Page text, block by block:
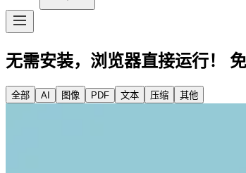
无需安装，浏览器直接运行！
全部 AI 图像 PDF 文本 压缩 其他